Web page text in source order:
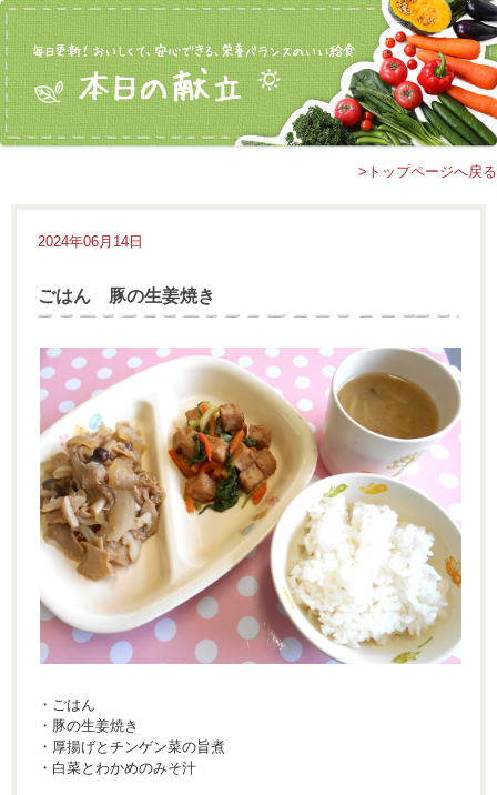
>トップページへ戻る
2024年06月14日
ごはん 豚の生姜焼き
・ごはん
・豚の生姜焼き
・厚揚げとチンゲン菜の旨煮
・白菜とわかめのみそ汁